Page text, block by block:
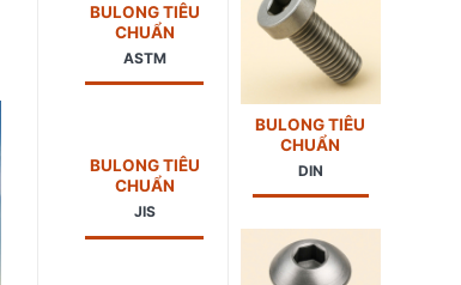
BULONG TIÊU
CHUẨN
ASTM
BULONG TIÊU
CHUẨN
JIS
BULONG TIÊU
CHUẨN
DIN